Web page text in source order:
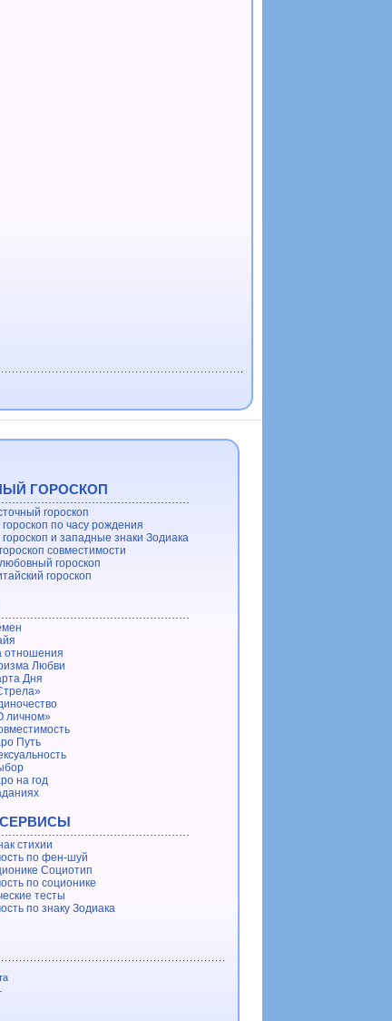
ГОРОСКОП
гороскоп
по часу рождения
и западные знаки Зодиака
совместимости
гороскоп
гороскоп
отношения
Любви
Дня
личном»
Путь
на год
стихии
по фен-шуй
Социотип
по соционике
тесты
по знаку Зодиака